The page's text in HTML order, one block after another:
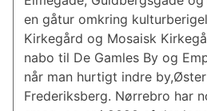
en gåtur omkring
Kirkegård og Mosaisk
nabo til De Gamles By og
når man hurtigt indre
Frederiksberg. Nørrebro har